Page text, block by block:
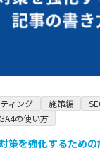
ィング 施策編
GA4の使い方
策を強化するため